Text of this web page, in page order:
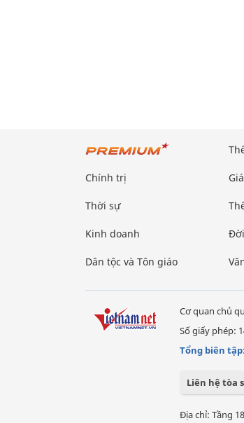
Chính trị
Thời sự
Kinh doanh
Dân tộc và Tôn giáo
Cơ quan chủ
Số giấy phép:
Tổng biên
Liên hệ tòa
Địa chỉ: Tầng